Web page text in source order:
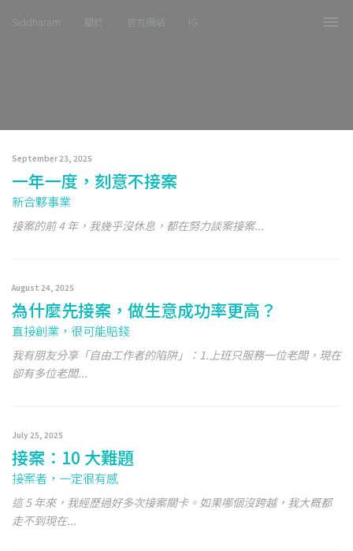
Siddharam 關於 官方網站 IG
September 23, 2025
一年一度，刻意不接案
新合夥事業
接案的前 4 年，我幾乎沒休息，都在努力談案接案...
August 24, 2025
為什麼先接案，做生意成功率更高？
直接創業，很可能賠錢
我有朋友分享「自由工作者的陷阱」：1.上班只服務一位老闆，現在
卻有多位老闆...
July 25, 2025
接案：10 大難題
接案者，一定很有感
這 5 年來，我經歷過好多次接案關卡。如果哪個沒跨越，我大概都
走不到現在...